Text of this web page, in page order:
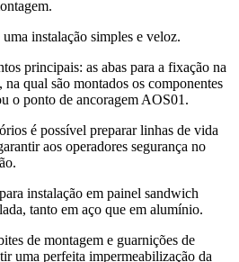
.
uma instalação simples e veloz.
principais: as abas para a fixação na
na qual são montados os componentes
o ponto de ancoragem AOS01 .
é possível prepararlinhas de vida
aos operadores segurança no
instalação em painel sandwich
, tanto em aço que em alumínio.
de montagem e guarnições de
uma perfeita impermeabilização da